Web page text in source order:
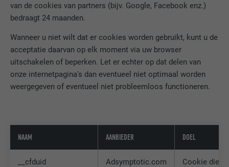
van de cookies van partners (bijv. Google, Facebook enz.)
bedraagt 24 maanden.
Wanneer u niet wilt dat er cookies worden gebruikt, kunt u de
acceptatie daarvan op elk moment via uw browser
uitschakelen of beperken. Let er echter op dat delen van
onze internetpagina's dan eventueel niet optimaal worden
weergegeven of eventueel niet probleemloos functioneren.
NAAM AANBIEDER DOEL
__cfduid Adsymptotic.com
Cookie die